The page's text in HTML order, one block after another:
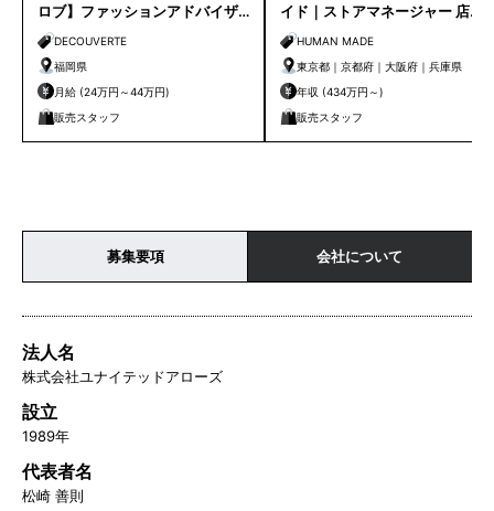
ロブ】ファッションアドバイザ
ー｜天神店
DECOUVERTE
福岡県
月給 (24万円～44万円)
販売スタッフ
イド｜ストアマネージャー 店長
候補HUMAN MADE
東京都｜京都府｜大阪府｜兵庫県
年収 (434万円～)
販売スタッフ
募集要項 会社について
法人名
株式会社ユナイテッドアローズ
設立
1989年
代表者名
松崎 善則